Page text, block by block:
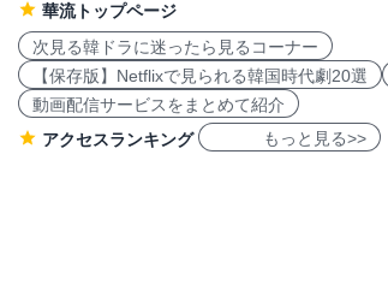
華流トップページ
次見る韓ドラに迷ったら見るコーナー
【保存版】Netflixで見られる韓国時代劇20選
動画配信サービスをまとめて紹介
アクセスランキング
もっと見る>>